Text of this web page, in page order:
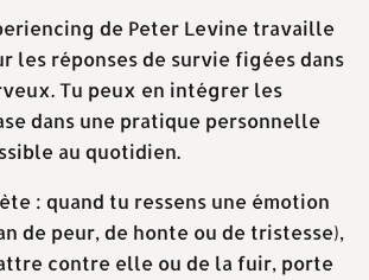
de Peter Levine travaille
les réponses de survie figées dans
Tu peux en intégrer les
dans une pratique personnelle
au quotidien.
: quand tu ressens une émotion
de peur, de honte ou de tristesse),
contre elle ou de la fuir, porte